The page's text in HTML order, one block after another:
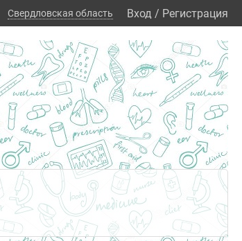
Свердловская область Вход / Регистрация